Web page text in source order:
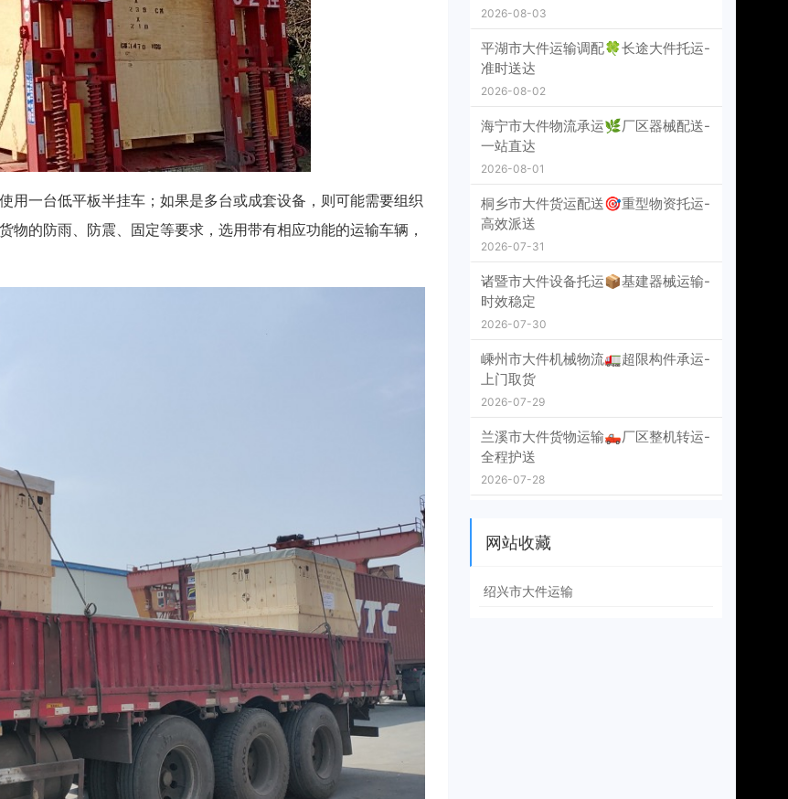
用一台低平板半挂车；如果是多台或成套设备，则可能需要组织
的防雨、防震、固定等要求，选用带有相应功能的运输车辆，
2026-08-03
平湖市大件运输调配🍀长途大件托运-
准时送达
2026-08-02
海宁市大件物流承运🌿厂区器械配送-
一站直达
2026-08-01
桐乡市大件货运配送🎯重型物资托运-
高效派送
2026-07-31
诸暨市大件设备托运📦基建器械运输-
时效稳定
2026-07-30
嵊州市大件机械物流🚛超限构件承运-
上门取货
2026-07-29
兰溪市大件货物运输🛻厂区整机转运-
全程护送
2026-07-28
网站收藏
绍兴市大件运输